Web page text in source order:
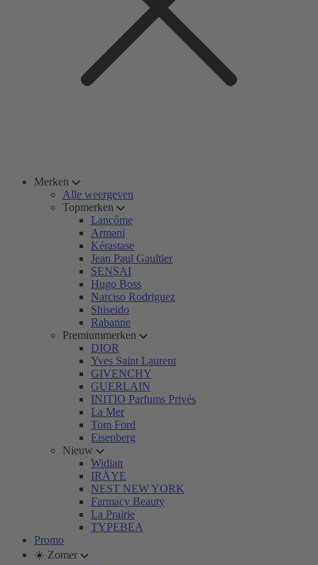
Merken
Alle weergeven
Topmerken
Lancôme
Armani
Kérastase
Jean Paul Gaultier
SENSAI
Hugo Boss
Narciso Rodriguez
Shiseido
Rabanne
Premiummerken
DIOR
Yves Saint Laurent
GIVENCHY
GUERLAIN
INITIO Parfums Privés
La Mer
Tom Ford
Eisenberg
Nieuw
Widian
IRÄYE
NEST NEW YORK
Farmacy Beauty
La Prairie
TYPEBEA
Promo
☀️ Zomer